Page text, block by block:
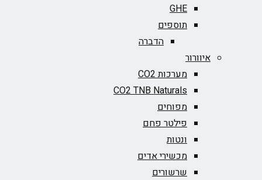
GHE
תוספים
הדברה
איוורור
מערכות CO2
CO2 TNB Naturals
מפוחים
פילטר פחם
ונטות
מכשירי אדים
שרשורים